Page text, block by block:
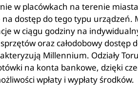
w placówkach na terenie
dostęp do tego typu urządzeń.
w ciągu godziny na
oraz całodobowy dostęp
Millennium. Odziały
na konta bankowe, dzięki
wpłaty i wypłaty środków.